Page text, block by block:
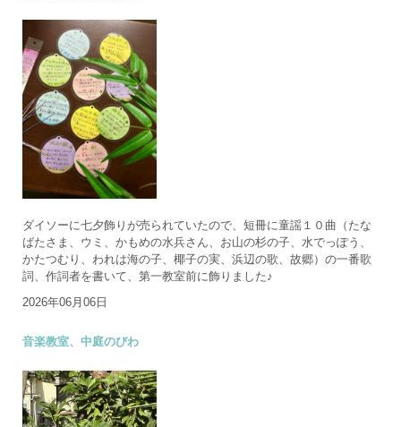
ダイソーに七夕飾りが売られていたので、短冊に童謡１０曲（たな
ばたさま、ウミ、かもめの水兵さん、お山の杉の子、水でっぽう、
かたつむり、われは海の子、椰子の実、浜辺の歌、故郷）の一番歌
詞、作詞者を書いて、第一教室前に飾りました♪
2026年06月06日
音楽教室、中庭のびわ